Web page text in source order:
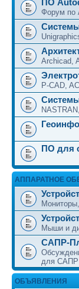
Форум по
Archicad,
P-CAD,
ПО для
АППАРАТНОЕ
Мыши и
САПР-
для САПР
ОБЪЯВЛЕНИЯ